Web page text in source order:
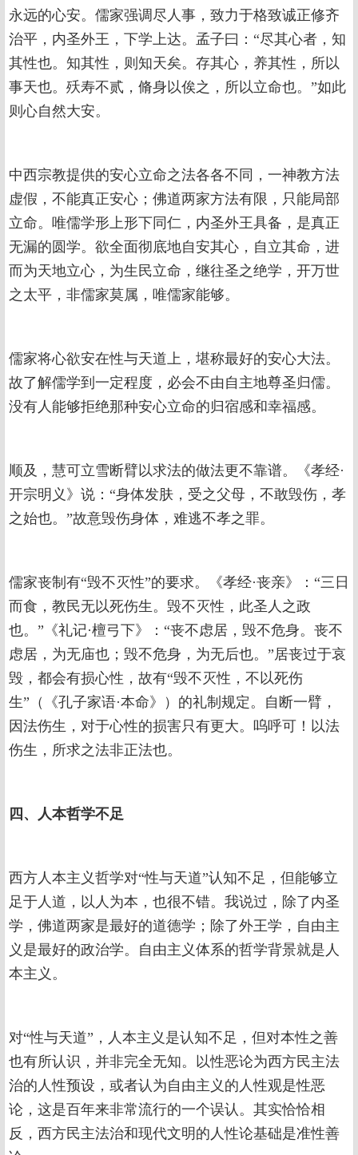
永远的心安。儒家强调尽人事，致力于格致诚正修齐
治平，内圣外王，下学上达。孟子曰：“尽其心者，知
其性也。知其性，则知天矣。存其心，养其性，所以
事天也。殀寿不贰，脩身以俟之，所以立命也。”如此
则心自然大安。
中西宗教提供的安心立命之法各各不同，一神教方法
虚假，不能真正安心；佛道两家方法有限，只能局部
立命。唯儒学形上形下同仁，内圣外王具备，是真正
无漏的圆学。欲全面彻底地自安其心，自立其命，进
而为天地立心，为生民立命，继往圣之绝学，开万世
之太平，非儒家莫属，唯儒家能够。
儒家将心欲安在性与天道上，堪称最好的安心大法。
故了解儒学到一定程度，必会不由自主地尊圣归儒。
没有人能够拒绝那种安心立命的归宿感和幸福感。
顺及，慧可立雪断臂以求法的做法更不靠谱。《孝经·
开宗明义》说：“身体发肤，受之父母，不敢毁伤，孝
之始也。”故意毁伤身体，难逃不孝之罪。
儒家丧制有“毁不灭性”的要求。《孝经·丧亲》：“三日
而食，教民无以死伤生。毁不灭性，此圣人之政
也。”《礼记·檀弓下》：“丧不虑居，毁不危身。丧不
虑居，为无庙也；毁不危身，为无后也。”居丧过于哀
毁，都会有损心性，故有“毁不灭性，不以死伤
生”（《孔子家语·本命》）的礼制规定。自断一臂，
因法伤生，对于心性的损害只有更大。呜呼可！以法
伤生，所求之法非正法也。
四、人本哲学不足
西方人本主义哲学对“性与天道”认知不足，但能够立
足于人道，以人为本，也很不错。我说过，除了内圣
学，佛道两家是最好的道德学；除了外王学，自由主
义是最好的政治学。自由主义体系的哲学背景就是人
本主义。
对“性与天道”，人本主义是认知不足，但对本性之善
也有所认识，并非完全无知。以性恶论为西方民主法
治的人性预设，或者认为自由主义的人性观是性恶
论，这是百年来非常流行的一个误认。其实恰恰相
反，西方民主法治和现代文明的人性论基础是准性善